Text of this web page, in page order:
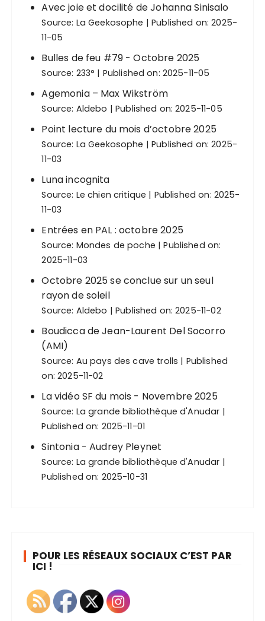
Avec joie et docilité de Johanna Sinisalo
Source: La Geekosophe
Published on: 2025-
11-05
Bulles de feu #79 - Octobre 2025
Source: 233° Published on: 2025-11-05
Agemonia – Max Wikström
Source: Aldebo Published on: 2025-11-05
Point lecture du mois d’octobre 2025
Source: La Geekosophe
Published on: 2025-
11-03
Luna incognita
Source: Le chien critique
Published on: 2025-
11-03
Entrées en PAL : octobre 2025
Source: Mondes de poche
Published on:
2025-11-03
Octobre 2025 se conclue sur un seul
rayon de soleil
Source: Aldebo Published on: 2025-11-02
Boudicca de Jean-Laurent Del Socorro
(AMI)
Source: Au pays des cave trolls
Published
on: 2025-11-02
La vidéo SF du mois - Novembre 2025
Source: La grande bibliothèque d'Anudar
Published on: 2025-11-01
Sintonia - Audrey Pleynet
Source: La grande bibliothèque d'Anudar
Published on: 2025-10-31
POUR LES RÉSEAUX SOCIAUX C’EST PAR
ICI !